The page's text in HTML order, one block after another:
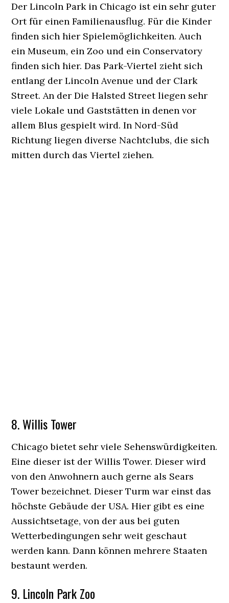
Der Lincoln Park in Chicago ist ein sehr guter
Ort für einen Familienausflug. Für die Kinder
finden sich hier Spielemöglichkeiten. Auch
ein Museum, ein Zoo und ein Conservatory
finden sich hier. Das Park-Viertel zieht sich
entlang der Lincoln Avenue und der Clark
Street. An der Die Halsted Street liegen sehr
viele Lokale und Gaststätten in denen vor
allem Blus gespielt wird. In Nord-Süd
Richtung liegen diverse Nachtclubs, die sich
mitten durch das Viertel ziehen.
8. Willis Tower
Chicago bietet sehr viele Sehenswürdigkeiten.
Eine dieser ist der Willis Tower. Dieser wird
von den Anwohnern auch gerne als Sears
Tower bezeichnet. Dieser Turm war einst das
höchste Gebäude der USA. Hier gibt es eine
Aussichtsetage, von der aus bei guten
Wetterbedingungen sehr weit geschaut
werden kann. Dann können mehrere Staaten
bestaunt werden.
9. Lincoln Park Zoo